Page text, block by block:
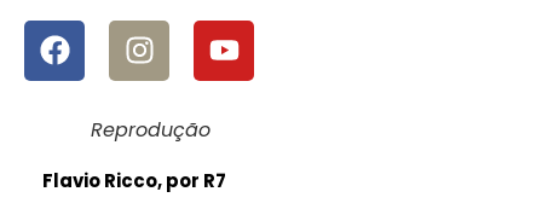
Reprodução
Flavio Ricco, por R7